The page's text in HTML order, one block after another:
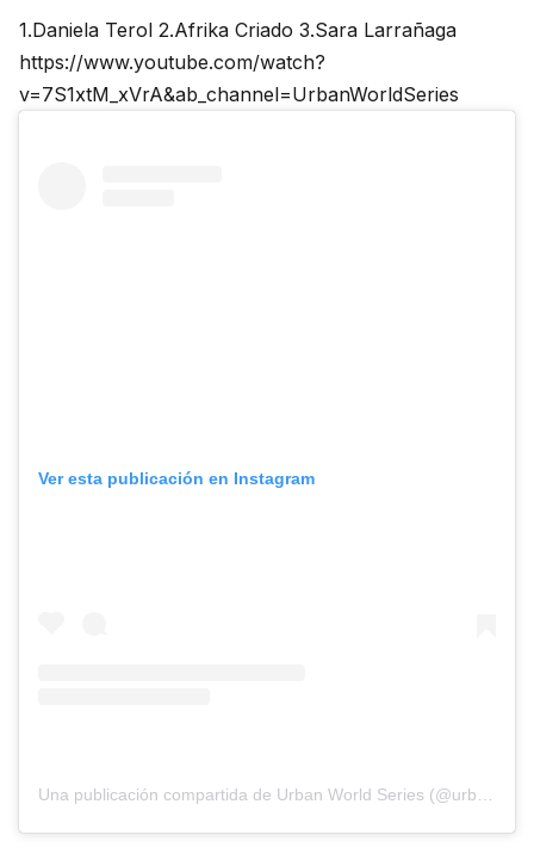
1.Daniela Terol 2.Afrika Criado 3.Sara Larrañaga
https://www.youtube.com/watch?
v=7S1xtM_xVrA&ab_channel=UrbanWorldSeries
Ver esta publicación en Instagram
Una publicación compartida de Urban World Series (@urbanworldseries)